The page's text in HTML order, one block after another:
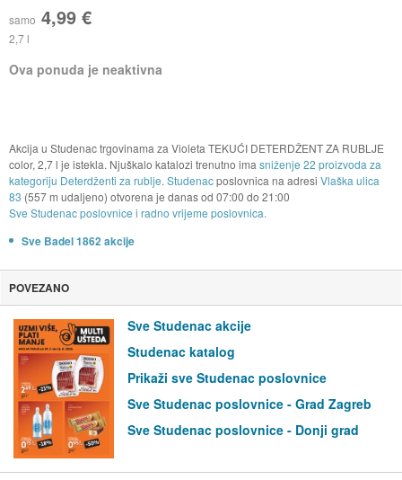
samo 4,99 €
2,7 l
Ova ponuda je neaktivna
Akcija u Studenac trgovinama za Violeta TEKUĆI DETERDŽENT ZA RUBLJE
color, 2,7 l je istekla. Njuškalo katalozi trenutno ima sniženje 22 proizvoda za
kategoriju Deterdženti za rublje. Studenacposlovnica na adresi Vlaška ulica
83 (557 m udaljeno) otvorena je danas od 07:00 do 21:00
Sve Studenac poslovnice i radno vrijeme poslovnica.
Sve Badel 1862 akcije
POVEZANO
Sve Studenac akcije
Studenac katalog
Prikaži sve Studenac poslovnice
Sve Studenac poslovnice - Grad Zagreb
Sve Studenac poslovnice - Donji grad